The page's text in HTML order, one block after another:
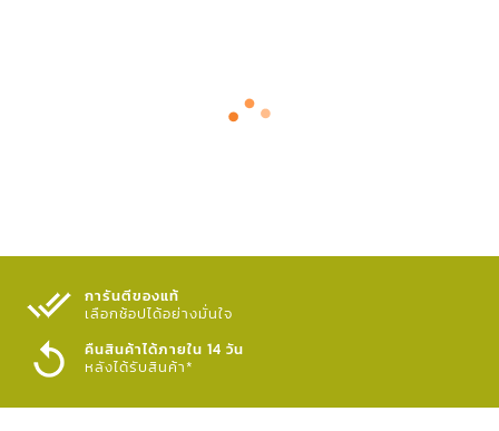
การันตีของแท้
เลือกช้อปได้อย่างมั่นใจ​
คืนสินค้าได้ภายใน 14 วัน
หลังได้รับสินค้า*